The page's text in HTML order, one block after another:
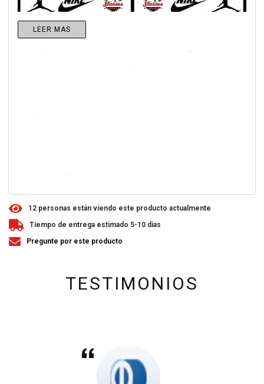
LEER MAS
1 2 personas están viendo este producto actualmente
Tiempo de entrega estimado 5-10 dias
Pregunte por este producto
TESTIMONIOS